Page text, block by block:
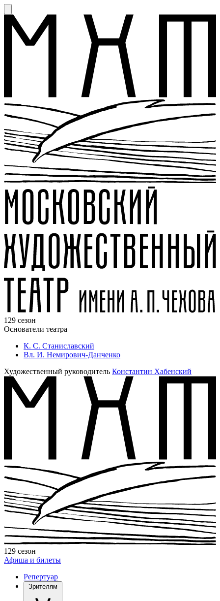
129 сезон
Основатели театра
К. С. Станиславский
Вл. И. Немирович-Данченко
Художественный руководитель Константин Хабенский
129 сезон
Афиша и билеты
Репертуар
Зрителям